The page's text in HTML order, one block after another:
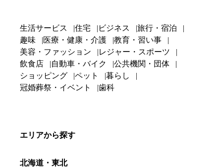
生活サービス 住宅 ビジネス
旅行・宿泊
趣味
医療・健康・介護
教育・習い事
美容・ファッション
レジャー・スポーツ
飲食店
自動車・バイク
公共機関・団体
ショッピング
ペット
暮らし
冠婚葬祭・イベント
歯科
エリアから探す
北海道・東北